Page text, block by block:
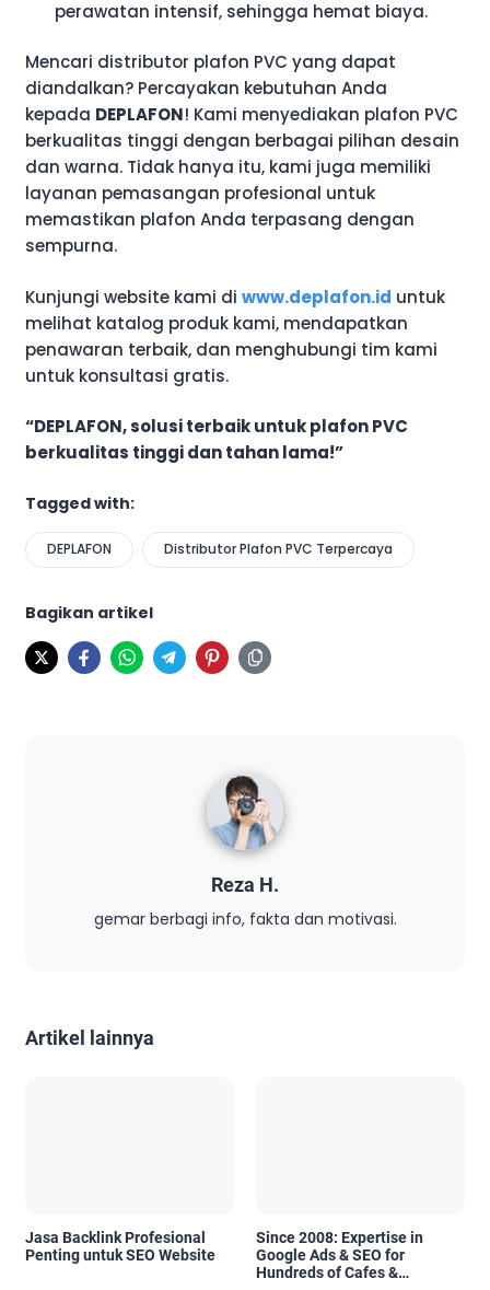
perawatan intensif, sehingga hemat biaya.
Mencari distributor plafon PVC yang dapat
diandalkan? Percayakan kebutuhan Anda
kepada DEPLAFON! Kami menyediakan plafon PVC
berkualitas tinggi dengan berbagai pilihan desain
dan warna. Tidak hanya itu, kami juga memiliki
layanan pemasangan profesional untuk
memastikan plafon Anda terpasang dengan
sempurna.
Kunjungi website kami di www.deplafon.id untuk
melihat katalog produk kami, mendapatkan
penawaran terbaik, dan menghubungi tim kami
untuk konsultasi gratis.
“DEPLAFON, solusi terbaik untuk plafon PVC
berkualitas tinggi dan tahan lama!”
Tagged with:
DEPLAFON Distributor Plafon PVC Terpercaya
Bagikan artikel
Reza H.
gemar berbagi info, fakta dan motivasi.
Artikel lainnya
Jasa Backlink Profesional
Penting untuk SEO Website
Since 2008: Expertise in
Google Ads & SEO for
Hundreds of Cafes &